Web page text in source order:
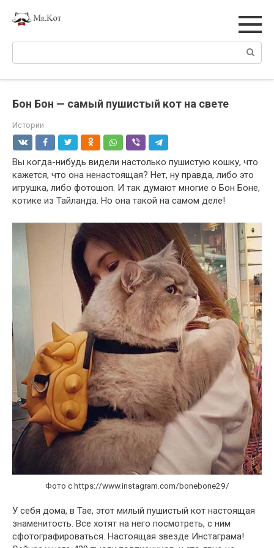
Поиск:
Бон Бон — самый пушистый кот на свете
Истории
Вы когда-нибудь видели настолько пушистую кошку, что
кажется, что она ненастоящая? Нет, ну правда, либо это
игрушка, либо фотошоп. И так думают многие о Бон Боне,
котике из Тайланда. Но она такой на самом деле!
Фото с https://www.instagram.com/bonebone29/
У себя дома, в Тае, этот милый пушистый кот настоящая
знаменитость. Все хотят на него посмотреть, с ним
сфотографироваться. Настоящая звезде Инстаграма!